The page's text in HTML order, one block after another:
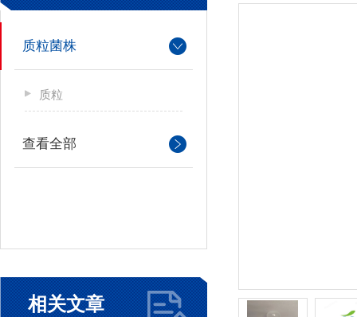
质粒菌株
质粒
查看全部
相关文章